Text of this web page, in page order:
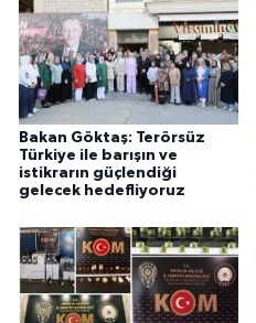
Bakan Göktaş: Terörsüz
Türkiye ile barışın ve
istikrarın güçlendiği
gelecek hedefliyoruz